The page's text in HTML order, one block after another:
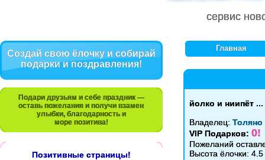
сервис
Создай свою ёлочку и собирай
подарки и поздравления!
Подари друзьям и себе праздник —
оставь пожелания и получи взамен
улыбки, благодарность и
море позитива!
Позитивные страницы!
Главная
йолко и ниипёт ...
Владелец: Толяно
VIP Подарков: 0!
Пожеланий
Высота ёлочки: